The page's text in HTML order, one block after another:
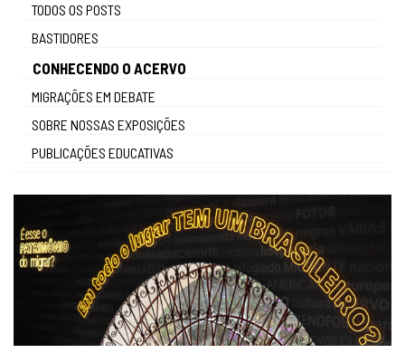
TODOS OS POSTS
BASTIDORES
CONHECENDO O ACERVO
MIGRAÇÕES EM DEBATE
SOBRE NOSSAS EXPOSIÇÕES
PUBLICAÇÕES EDUCATIVAS